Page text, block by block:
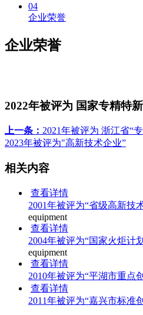
04
企业荣誉
企业荣誉
2022年被评为 国家专精特
上一条： 2021年被评为 浙江省“
2023年被评为"高新技术企业”
相关内容
查看详情
2001年被评为“省级高新技
equipment
查看详情
2004年被评为“国家火炬计
equipment
查看详情
2010年被评为“平湖市重点
查看详情
2011年被评为“嘉兴市标准